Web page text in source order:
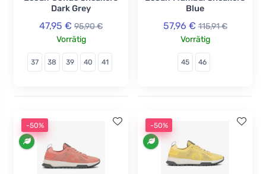
Dark Grey
47,95 € 95,90 €
Vorrätig
37 38 39 40 41
Blue
57,96 € 115,91 €
Vorrätig
45 46
-50% -50%